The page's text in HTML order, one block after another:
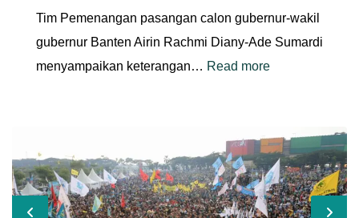
Tim Pemenangan pasangan calon gubernur-wakil
gubernur Banten Airin Rachmi Diany-Ade Sumardi
menyampaikan keterangan… Read more